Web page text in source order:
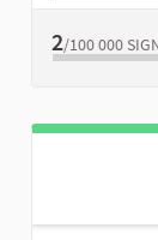
2/100 000